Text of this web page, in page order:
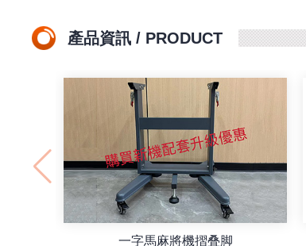
產品資訊 / PRODUCT
一字馬麻將機摺叠脚